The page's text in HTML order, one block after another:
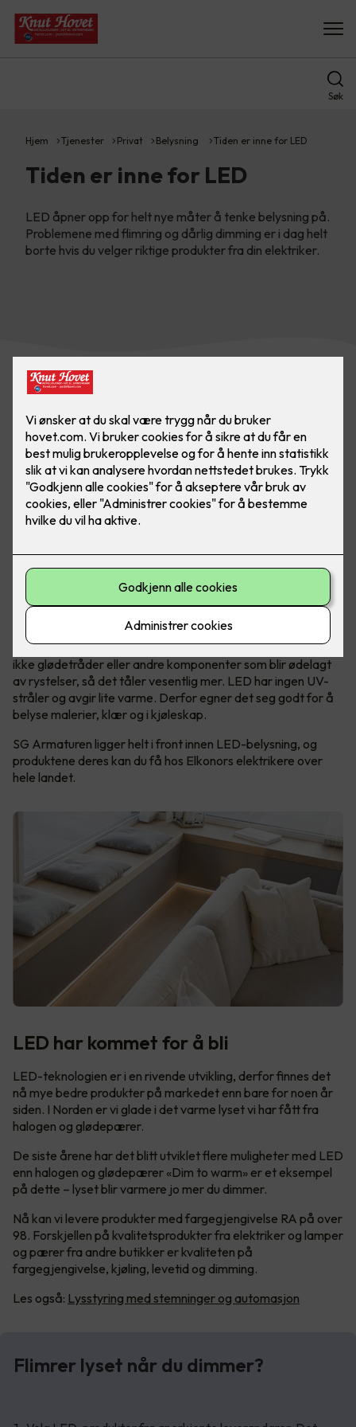
Søk
Hjem Tjenester Privat Belysning Tiden er inne for LED
Tiden er inne for LED
LED åpner opp for helt nye måter å tenke belysning på.
Problemene med flimring og dårlig dimming er i dag helt
borte hvis du velger riktige produkter fra din elektriker.
og ute, privat eller i næringsbygg. Det er i tillegg rimelig
og varer lenge!
Fordelene med LED er mange
Lavere strømforbruk er en kjent fordel. LED har dessuten
ikke glødetråder eller andre komponenter som blir ødelagt
av rystelser, så det tåler vesentlig mer. LED har ingen UV-
stråler og avgir lite varme. Derfor egner det seg godt for å
belyse malerier, klær og i kjøleskap.
SG Armaturen ligger helt i front innen LED-belysning, og
produktene deres kan du få hos Elkonors elektrikere over
hele landet.
LED har kommet for å bli
LED-teknologien er i en rivende utvikling, derfor finnes det
nå mye bedre produkter på markedet enn bare for noen år
siden. I Norden er vi glade i det varme lyset vi har fått fra
halogen og glødepærer.
De siste årene har det blitt utviklet flere muligheter med LED
enn halogen og glødepærer «Dim to warm» er et eksempel
på dette – lyset blir varmere jo mer du dimmer.
Nå kan vi levere produkter med fargegjengivelse RA på over
98. Forskjellen på kvalitetsprodukter fra elektriker og lamper
og pærer fra andre butikker er kvaliteten på
fargegjengivelse, kjøling, levetid og dimming.
Les også: Lysstyring med stemninger og automasjon
Flimrer lyset når du dimmer?